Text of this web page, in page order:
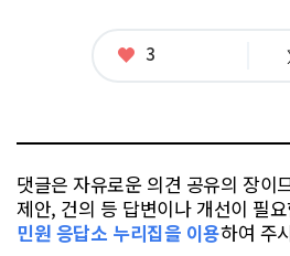
좋
3
댓글은 자유로운 의견 공유의 장이
제안, 건의 등 답변이나 개선이 필
민원 응답소 누리집을 이용하여 주